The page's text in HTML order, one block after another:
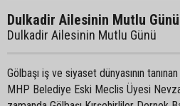
Dulkadir Ailesinin Mutlu Günü
Dulkadir Ailesinin Mutlu Günü
Gölbaşı iş ve siyaset dünyasının
MHP Belediye Eski Meclis Üyesi